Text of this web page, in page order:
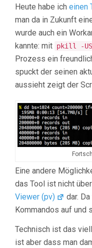
Heute habe ich einen
man da in Zukunft
wurde auch ein
kannte: mit pkill -
Prozess ein
spuckt der seinen
aussieht zeigt der
Eine andere
das Tool ist nicht
Viewer (pv)
dar.
Kommandos auf und
Technisch ist das
ist aber dass man